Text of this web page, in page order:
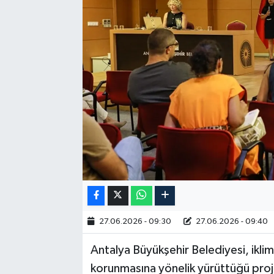
27.06.2026 - 09:30 27.06.2026 - 09:40
Antalya Büyükşehir Belediyesi,
korunmasına yönelik yürüttüğü
RESMİ İLAN